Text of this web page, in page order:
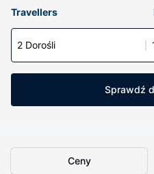
Travellers
2 Dorośli
Sprawdź
Ceny